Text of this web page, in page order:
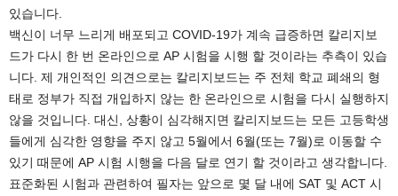
있습니다.
백신이 너무 느리게 배포되고 COVID-19가 계속 급증하면 칼리지보
드가 다시 한 번 온라인으로 AP 시험을 시행 할 것이라는 추측이 있습
니다. 제 개인적인 의견으로는 칼리지보드는 주 전체 학교 폐쇄의 형
태로 정부가 직접 개입하지 않는 한 온라인으로 시험을 다시 실행하지
않을 것입니다. 대신, 상황이 심각해지면 칼리지보드는 모든 고등학생
들에게 심각한 영향을 주지 않고 5월에서 6월(또는 7월)로 이동할 수
있기 때문에 AP 시험 시행을 다음 달로 연기 할 것이라고 생각합니다.
표준화된 시험과 관련하여 필자는 앞으로 몇 달 내에 SAT 및 ACT 시